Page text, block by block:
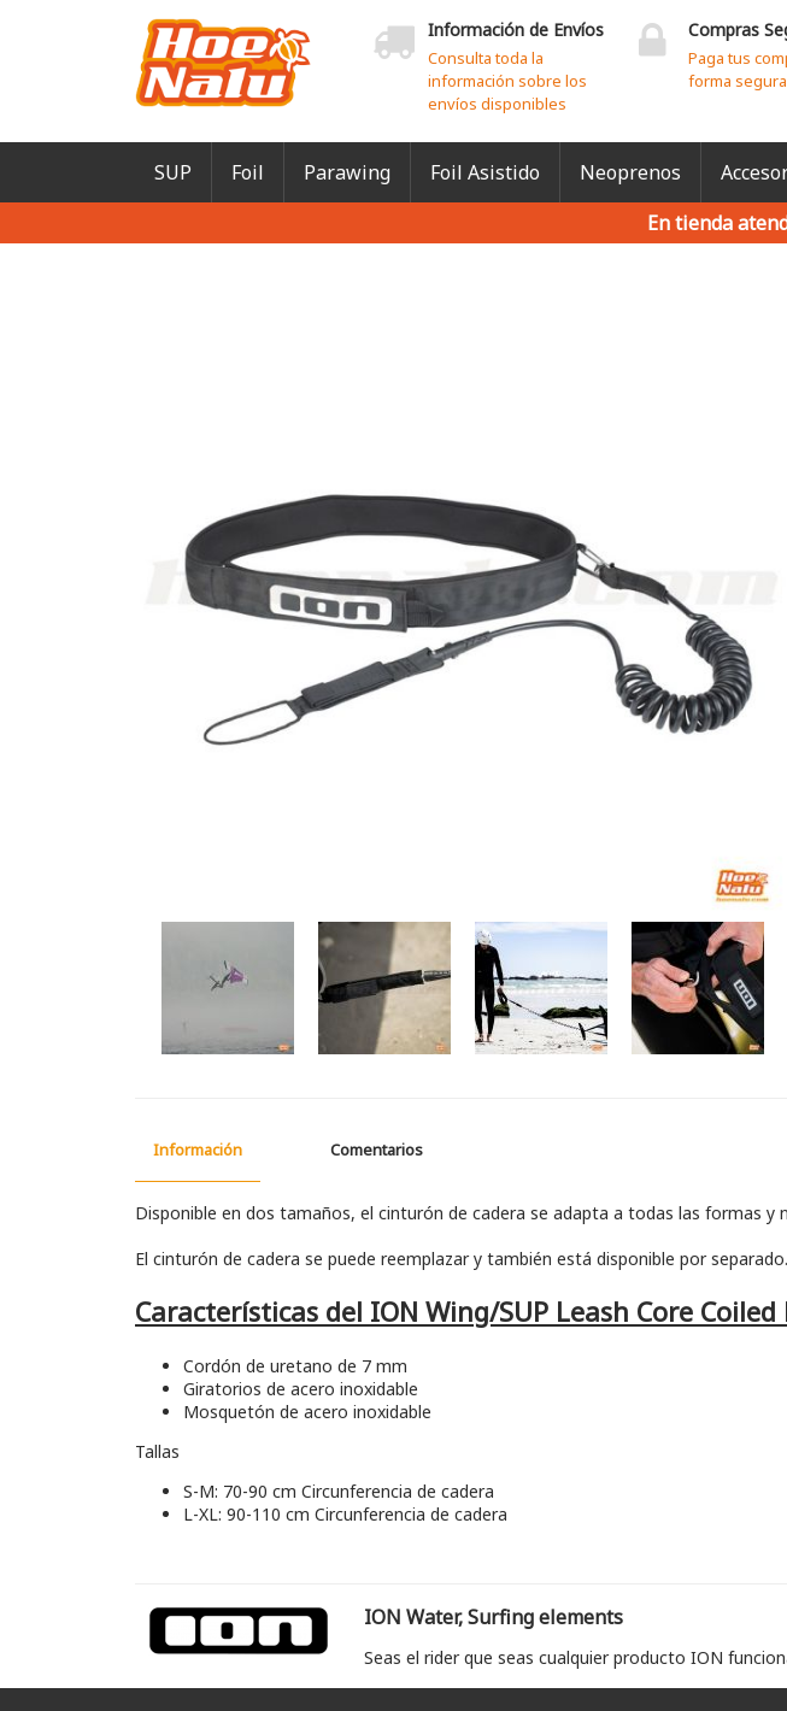
Información de Envíos
Consulta toda la
información sobre los
envíos disponibles
Compras
Paga tus
forma segura
SUP Foil Parawing Foil Asistido Neoprenos
En tienda
Información Comentarios
Disponible en dos tamaños, el cinturón de cadera se adapta a todas las formas
El cinturón de cadera se puede reemplazar y también está disponible por separado.
Características del ION Wing/SUP Leash Core Coiled
Cordón de uretano de 7 mm
Giratorios de acero inoxidable
Mosquetón de acero inoxidable
Tallas
S-M: 70-90 cm Circunferencia de cadera
L-XL: 90-110 cm Circunferencia de cadera
ION Water, Surfing elements
Seas el rider que seas cualquier producto ION